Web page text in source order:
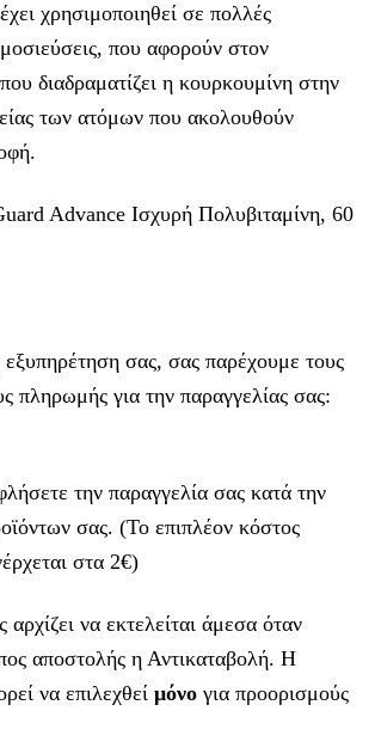
χρησιμοποιηθεί σε πολλές
που αφορούν στον
διαδραματίζει η κουρκουμίνη στην
των ατόμων που ακολουθούν
Advance Ισχυρή Πολυβιταμίνη, 60
εξυπηρέτηση σας, σας παρέχουμε τους
πληρωμής για την παραγγελίας σας:
την παραγγελία σας κατά την
σας. (Το επιπλέον κόστος
στα 2€)
να εκτελείται άμεσα όταν
αποστολής η Αντικαταβολή. Η
να επιλεχθεί μόνο για προορισμούς